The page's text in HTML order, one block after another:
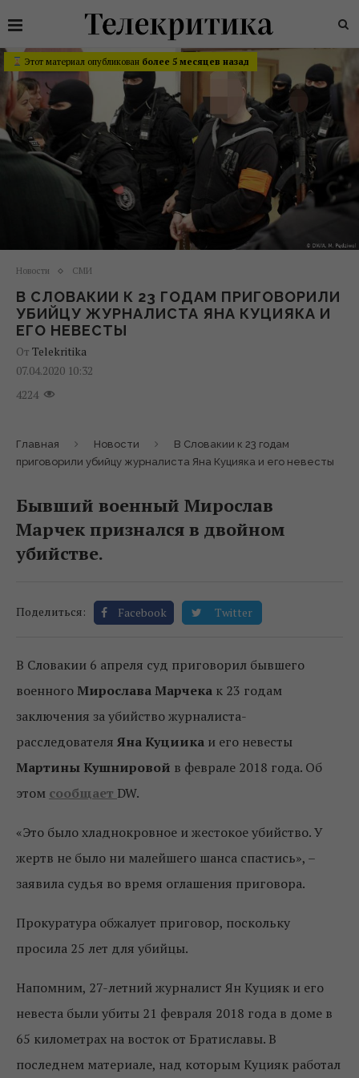
Этот материал опубликован более 5 месяцев назад
Новости СМИ
В СЛОВАКИИ К 23 ГОДАМ ПРИГОВОРИЛИ
УБИЙЦУ ЖУРНАЛИСТА ЯНА КУЦИЯКА И
ЕГО НЕВЕСТЫ
От Telekritika
07.04.2020 10:32
4224
Главная Новости
В Словакии к 23 годам
приговорили убийцу журналиста Яна Куцияка и его невесты
Бывший военный Мирослав
Марчек признался в двойном
убийстве.
Поделиться: Facebook Twitter
В Словакии 6 апреля суд приговорил бывшего
военногоМирослава Марчека к 23 годам
заключения за убийство журналиста-
расследователя Яна Куциика и его невесты
Мартины Кушнировой в феврале 2018 года. Об
этом сообщает DW.
«Это было хладнокровное и жестокое убийство. У
жертв не было ни малейшего шанса спастись», –
заявила судья во время оглашения приговора.
Прокуратура обжалует приговор, поскольку
просила 25 лет для убийцы.
Напомним, 27-летний журналист Ян Куцияк и его
невеста были убиты 21 февраля 2018 года в доме в
65 километрах на восток от Братиславы. В
последнем материале, над которым Куцияк работал